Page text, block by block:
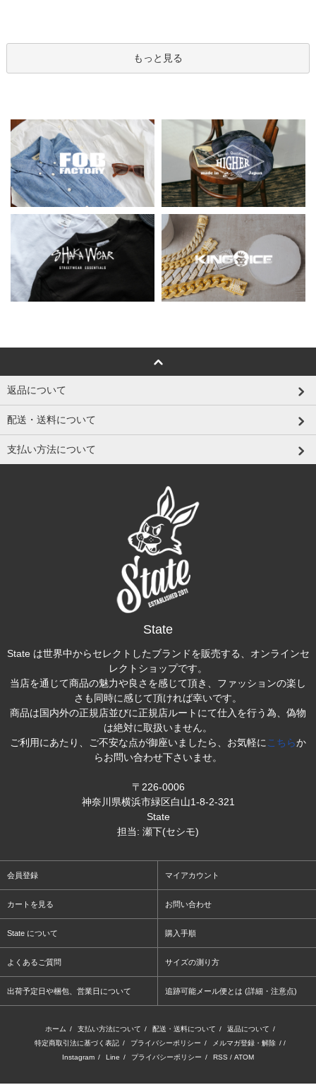
もっと見る
返品について
配送・送料について
支払い方法について
State
State は世界中からセレクトしたブランドを販売する、オンラインセ
レクトショップです。
当店を通じて商品の魅力や良さを感じて頂き、ファッションの楽し
さも同時に感じて頂ければ幸いです。
商品は国内外の正規店並びに正規店ルートにて仕入を行う為、偽物
は絶対に取扱いません。
ご利用にあたり、ご不安な点が御座いましたら、お気軽に こちらか
らお問い合わせ下さいませ。
〒226-0006
神奈川県横浜市緑区白山1-8-2-321
State
担当: 瀬下(セシモ)
会員登録 マイアカウント
カートを見る お問い合わせ
State について 購入手順
よくあるご質問 サイズの測り方
出荷予定日や梱包、営業日について 追跡可能メール便とは (詳細・注意点)
ホーム / 支払い方法について / 配送・送料について / 返品について /
特定商取引法に基づく表記 / プライバシーポリシー / メルマガ登録・解除 / /
Instagram / Line / プライバシーポリシー / RSS / ATOM